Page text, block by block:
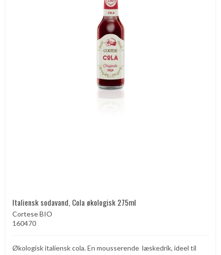
Italiensk sodavand, Cola økologisk 275ml
Cortese BIO
160470
Økologisk italiensk cola. En mousserende læskedrik, ideel til